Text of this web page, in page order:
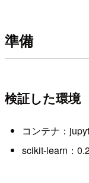
準備
検証した環境
コンテナ：
scikit-learn：